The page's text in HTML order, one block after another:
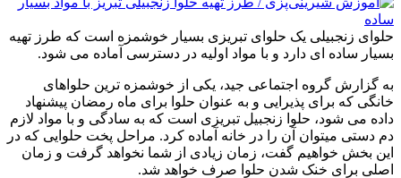
حلوای زنجبیلی یک حلوای تبریزی بسیار خوشمزه است که طرز تهیه
بسیار ساده ای دارد و با مواد اولیه در دسترسی آماده می شود.
به گزارش گروه اجتماعی جید، یکی از خوشمزه ترین حلواهای
خانگی که برای پذیرایی و به عنوان حلوا برای ماه رمضان پیشنهاد
داده می شود، حلوا زنجبیل تبریزی است که به سادگی و با مواد لازم
دم دستی میتوان آن را در خانه آماده کرد. مراحل پخت حلوایی که در
این بخش خواهیم گفت، زمان زیادی از شما نخواهد گرفت و زمان
اصلی برای خنک شدن حلوا صرف خواهد شد.